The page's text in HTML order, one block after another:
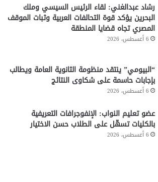
رشاد عبدالغني: لقاء الرئيس السيسي وملك
البحرين يؤكد قوة التحالفات العربية وثبات الموقف
المصري تجاه قضايا المنطقة
6 أغسطس، 2026
“البيومي” ينتقد منظومة الثانوية العامة ويطالب
بإجابات حاسمة على شكاوى النتائج
6 أغسطس، 2026
عضو تعليم النواب: الإنفوجرافات التعريفية
بالكليات تسهّل على الطلاب حسن الاختيار
6 أغسطس، 2026